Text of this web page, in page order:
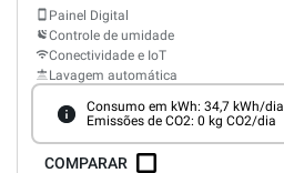
Painel Digital
Controle de umidade
Conectividade e IoT
Lavagem automática
Consumo em kWh: 34,7 kWh/dia
Emissões de CO2: 0 kg CO2/dia
COMPARAR